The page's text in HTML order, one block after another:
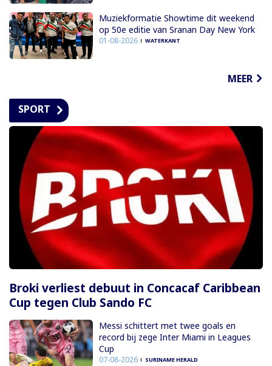
Muziekformatie Showtime dit weekend
op 50e editie van Sranan Day New York
01-08-2026 WATERKANT
MEER
SPORT
Broki verliest debuut in Concacaf Caribbean
Cup tegen Club Sando FC
Messi schittert met twee goals en
record bij zege Inter Miami in Leagues
Cup
07-08-2026 SURINAME HERALD